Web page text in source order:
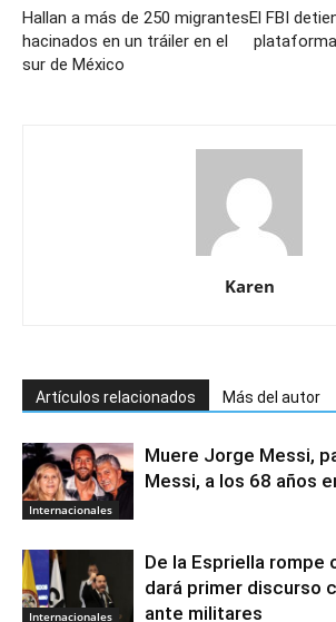
Hallan a más de 250 migrantes
hacinados en un tráiler en el
sur de México
El FBI
Karen
Artículos relacionados Más del autor
Internacionales
Muere Jorge Messi,
Messi, a los 68 años
Internacionales
De la Espriella rompe
dará primer discurso
ante militares